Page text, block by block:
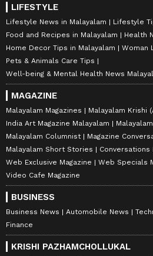
LIFESTYLE
Lifestyle News in Malayalam
Lifestyle
Food and Recipes in Malayalam
Health
Home Decor Tips in Malayalam
Woman
Pets & Animals Care Tips
Well-being & Mental Health News
MAGAZINE
Malayalam Magazines
Malayalam Krishi
India Art Magazine Malayalam
Malayalam Columnist
Magazine
Malayalam Short Stories
Conversations
Web Exclusive Magazine
Web Specials
Video Cafe Magazine
BUSINESS
Business News Automobile News
Finance
KRISHI PAZHAMCHOLLUKAL